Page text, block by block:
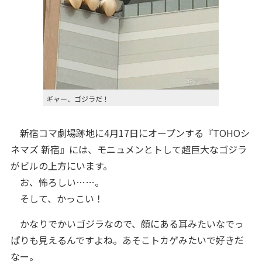
ギャー、ゴジラだ！
新宿コマ劇場跡地に4月17日にオープンする『TOHOシ
ネマズ 新宿』には、モニュメンとトして超巨大なゴジラ
がビルの上方にいます。
お、怖ろしい……。
そして、かっこい！
かなりでかいゴジラなので、顔にある耳みたいなでっ
ぱりも見えるんですよね。あそこトカゲみたいで好きだ
なー。